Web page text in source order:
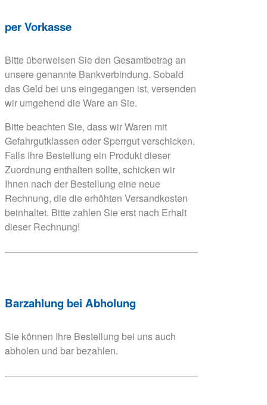
per Vorkasse
Bitte überweisen Sie den Gesamtbetrag an
unsere genannte Bankverbindung. Sobald
das Geld bei uns eingegangen ist, versenden
wir umgehend die Ware an Sie.
Bitte beachten Sie, dass wir Waren mit
Gefahrgutklassen oder Sperrgut verschicken.
Falls Ihre Bestellung ein Produkt dieser
Zuordnung enthalten sollte, schicken wir
Ihnen nach der Bestellung eine neue
Rechnung, die die erhöhten Versandkosten
beinhaltet. Bitte zahlen Sie erst nach Erhalt
dieser Rechnung!
Barzahlung bei Abholung
Sie können Ihre Bestellung bei uns auch
abholen und bar bezahlen.